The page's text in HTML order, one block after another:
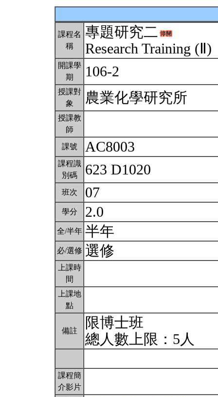
課程名
稱
專題研究二
Research Training (Ⅱ)
開課學
期
106-2
授課對
象
農業化學研究所
授課教
師
課號 AC8003
課程識
別碼
623 D1020
班次 07
學分 2.0
全/半年 半年
必/選修 選修
上課時
間
上課地
點
備註
限博士班
總人數上限：5人
課程簡
介影片